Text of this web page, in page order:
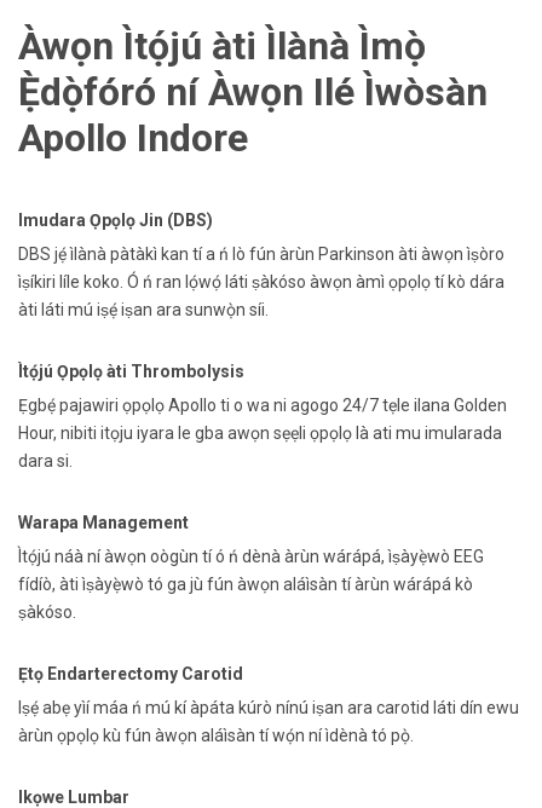
Àwọn Ìtọ́jú àti Ìlànà Ìmọ̀
Ẹ̀dọ̀fóró ní Àwọn Ilé Ìwòsàn
Apollo Indore
Imudara Ọpọlọ Jin (DBS)
DBS jẹ́ ìlànà pàtàkì kan tí a ń lò fún àrùn Parkinson àti àwọn ìṣòro
ìṣíkiri líle koko. Ó ń ran lọ́wọ́ láti ṣàkóso àwọn àmì ọpọlọ tí kò dára
àti láti mú iṣẹ́ iṣan ara sunwọ̀n síi.
Ìtọ́jú Ọpọlọ àti Thrombolysis
Ẹgbẹ́ pajawiri ọpọlọ Apollo ti o wa ni agogo 24/7 tẹle ilana Golden
Hour, nibiti itọju iyara le gba awọn sẹẹli ọpọlọ là ati mu imularada
dara si.
Warapa Management
Ìtọ́jú náà ní àwọn oògùn tí ó ń dènà àrùn wárápá, ìṣàyẹ̀wò EEG
fídíò, àti ìṣàyẹ̀wò tó ga jù fún àwọn aláìsàn tí àrùn wárápá kò
ṣàkóso.
Ẹtọ Endarterectomy Carotid
Iṣẹ́ abẹ yìí máa ń mú kí àpáta kúrò nínú iṣan ara carotid láti dín ewu
àrùn ọpọlọ kù fún àwọn aláìsàn tí wọ́n ní ìdènà tó pọ̀.
Ikọwe Lumbar